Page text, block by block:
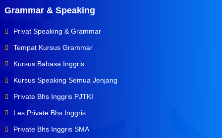
Grammar & Speaking
Privat Speaking & Grammar
Tempat Kursus Grammar
Kursus Bahasa Inggris
Kursus Speaking Semua Jenjang
Private Bhs Inggris PJTKI
Les Private Bhs Inggris
Private Bhs Inggris SMA